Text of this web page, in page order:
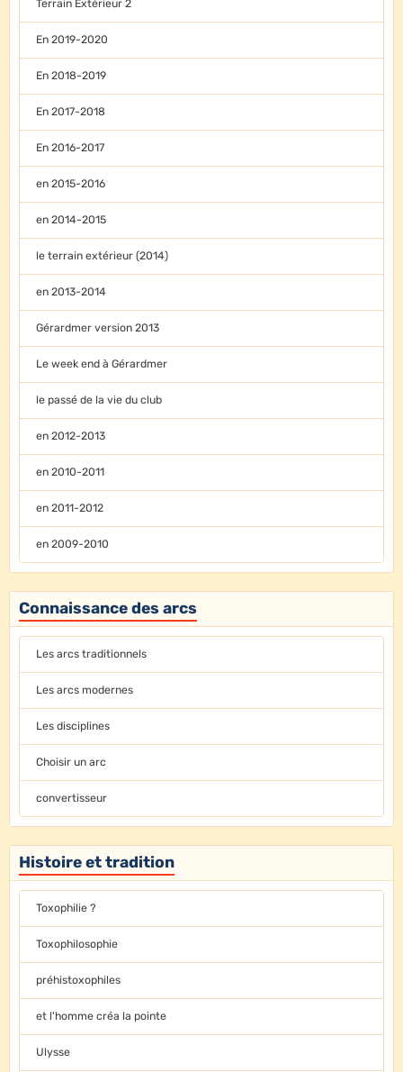
Terrain Extérieur 2
En 2019-2020
En 2018-2019
En 2017-2018
En 2016-2017
en 2015-2016
en 2014-2015
le terrain extérieur (2014)
en 2013-2014
Gérardmer version 2013
Le week end à Gérardmer
le passé de la vie du club
en 2012-2013
en 2010-2011
en 2011-2012
en 2009-2010
Connaissance des arcs
Les arcs traditionnels
Les arcs modernes
Les disciplines
Choisir un arc
convertisseur
Histoire et tradition
Toxophilie ?
Toxophilosophie
préhistoxophiles
et l'homme créa la pointe
Ulysse